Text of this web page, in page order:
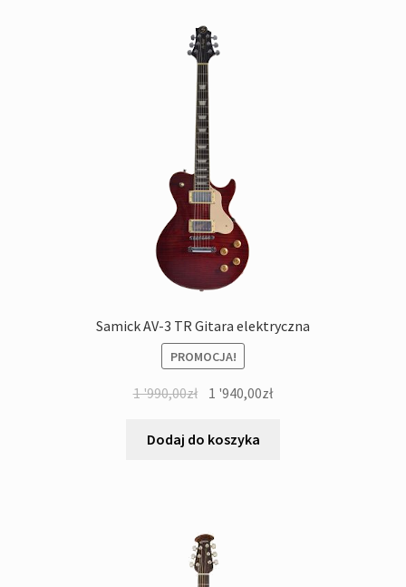
Samick AV-3 TR Gitara elektryczna
PROMOCJA!
1 '990,00zł Pierwotna
wynosiła:
1 '940,00złAktualna
Dodaj do koszyka